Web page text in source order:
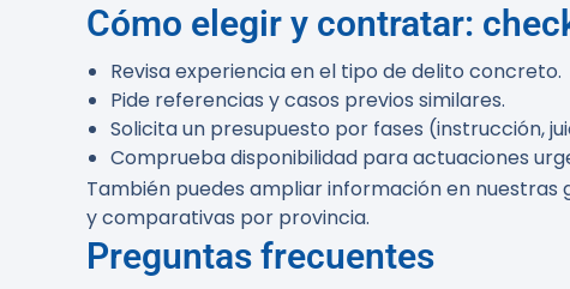
Cómo elegir y contratar:
Revisa experiencia en el tipo de delito concreto.
Pide referencias y casos previos similares.
Solicita un presupuesto por fases (instrucción,
Comprueba disponibilidad para actuaciones
También puedes ampliar información en nuestras
y comparativas por provincia.
Preguntas frecuentes